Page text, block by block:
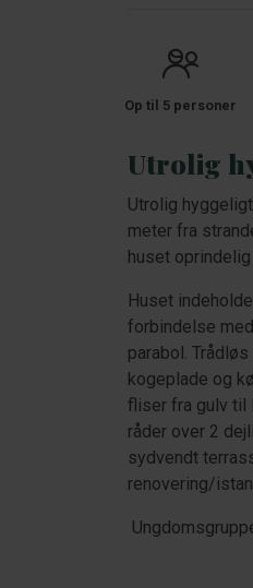
Op til 5 personer
Utrolig
Utrolig
meter fra
huset
Huset
forbindelse
parabol.
kogeplade og
fliser fra gulv til
råder over 2
sydvendt
renovering/